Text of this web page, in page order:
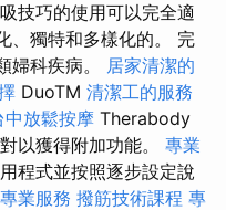
技巧的使用可以完全適
、獨特和多樣化的。 完
婦科疾病。 居家清潔的
DuoTM 清潔工的服務
中放鬆按摩 Therabody
以獲得附加功能。 專業
程式並按照逐步設定說
業服務 撥筋技術課程 專